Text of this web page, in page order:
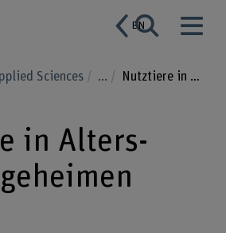
EN
Sciences ... Nutztiere in Alters- und Pflegeheimen
in Alters-